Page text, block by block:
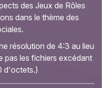
des Jeux de Rôles
dans le thème des
résolution de 4:3 au lieu
pas les fichiers excédant
d'octets.)